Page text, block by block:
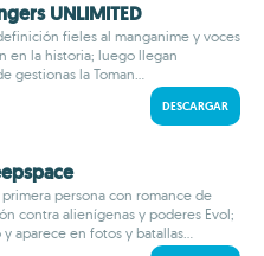
UNLIMITED
fieles al manganime y voces
en la historia; luego llegan
gestionas la Toman...
DESCARGAR
persona con romance de
contra alienígenas y poderes Evol;
aparece en fotos y batallas...